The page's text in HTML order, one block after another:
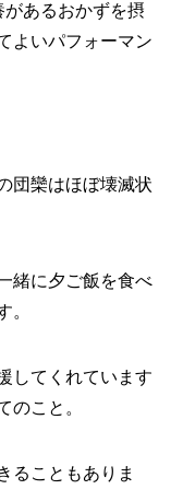
あるおかずを摂
よいパフォーマン
団欒はほぼ壊滅状
緒に夕ご飯を食べ
。
してくれています
のこと。
ることもありま